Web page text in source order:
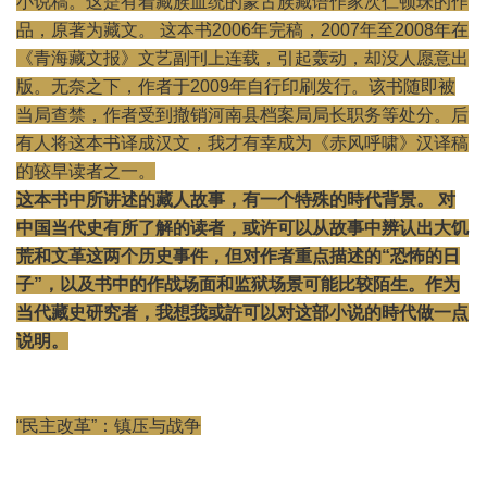
品，原著为藏文。 这本书2006年完稿，2007年至2008年在
《青海藏文报》文艺副刊上连载，引起轰动，却没人愿意出
版。无奈之下，作者于2009年自行印刷发行。该书随即被
当局查禁，作者受到撤销河南县档案局局长职务等处分。后
有人将这本书译成汉文，我才有幸成为《赤风呼啸》汉译稿
的较早读者之一。
这本书中所讲述的藏人故事，有一个特殊的時代背景。 对
中国当代史有所了解的读者，或许可以从故事中辨认出大饥
荒和文革这两个历史事件，但对作者重点描述的“恐怖的日
子”，以及书中的作战场面和监狱场景可能比较陌生。作为
当代藏史研究者，我想我或許可以对这部小说的時代做一点
说明。
“民主改革”：镇压与战争